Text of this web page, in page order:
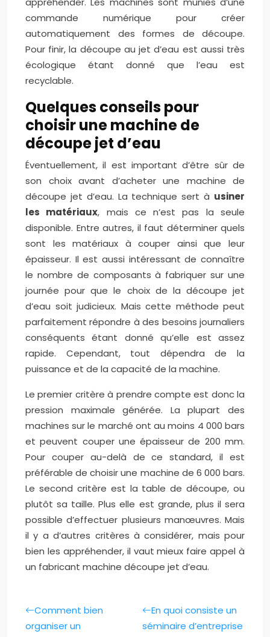
commande numérique pour créer
automatiquement des formes de découpe.
Pour finir, la découpe au jet d’eau est aussi très
écologique étant donné que l’eau est
recyclable.
Quelques conseils pour
choisir une machine de
découpe jet d’eau
Éventuellement, il est important d’être sûr de
son choix avant d’acheter une machine de
découpe jet d’eau. La technique sert à usiner
les matériaux, mais ce n’est pas la seule
disponible. Entre autres, il faut déterminer quels
sont les matériaux à couper ainsi que leur
épaisseur. Il est aussi intéressant de connaître
le nombre de composants à fabriquer sur une
journée pour que le choix de la découpe jet
d’eau soit judicieux. Mais cette méthode peut
parfaitement répondre à des besoins journaliers
conséquents étant donné qu’elle est assez
rapide. Cependant, tout dépendra de la
puissance et de la capacité de la machine.
Le premier critère à prendre compte est donc la
pression maximale générée. La plupart des
machines sur le marché ont au moins 4 000 bars
et peuvent couper une épaisseur de 200 mm.
Pour couper au-delà de ce standard, il est
préférable de choisir une machine de 6 000 bars.
Le second critère est la table de découpe, ou
plutôt sa taille. Plus elle est grande, plus il sera
possible d’effectuer plusieurs manœuvres. Mais
il y a d’autres critères à considérer, mais pour
bien les appréhender, il vaut mieux faire appel à
un fabricant machine découpe jet d’eau.
Comment bien
organiser un
En quoi consiste un
séminaire d’entreprise